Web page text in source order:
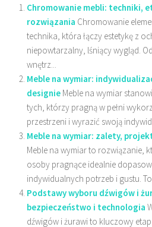
Chromowanie mebli: techniki,
rozwiązania Chromowanie
technika, która łączy estetykę z
niepowtarzalny, lśniący wygląd.
wnętrz...
Meble na wymiar:
designie Meble na wymiar
tych, którzy pragną w pełni
przestrzeni i wyrazić swoją
Meble na wymiar: zalety,
Meble na wymiar to rozwiązanie,
osoby pragnące idealnie
indywidualnych potrzeb i gustu. To
Podstawy wyboru dźwigów i
bezpieczeństwo i technologia
dźwigów i żurawi to kluczowy